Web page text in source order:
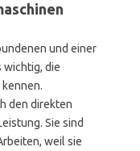
und einer
wichtig, die
den direkten
Sie sind
weil sie